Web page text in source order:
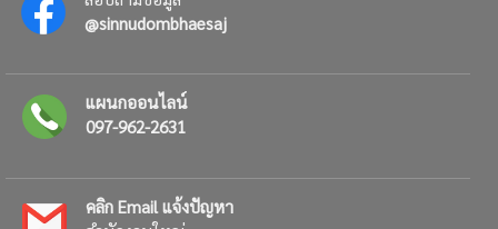
@sinnudombhaesaj
แผนกออนไลน์
097-962-2631
คลิก Email แจ้งปัญหา